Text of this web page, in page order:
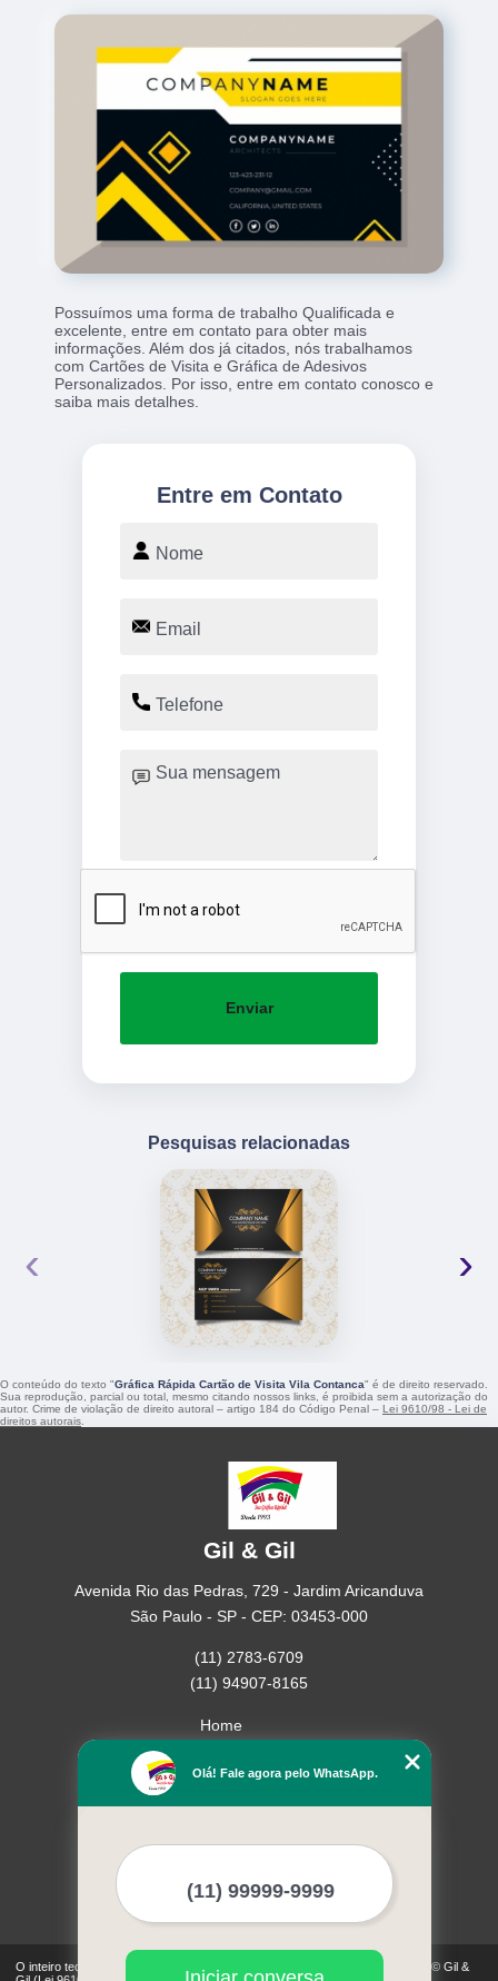
Possuímos uma forma de trabalho Qualificada e
excelente, entre em contato para obter mais
informações. Além dos já citados, nós trabalhamos
com Cartões de Visita e Gráfica de Adesivos
Personalizados. Por isso, entre em contato conosco e
saiba mais detalhes.
Entre em Contato
Enviar
Pesquisas relacionadas
‹ ›
O conteúdo do texto "Gráfica Rápida Cartão de Visita Vila Contanca" é de direito reservado.
Sua reprodução, parcial ou total, mesmo citando nossos links, é proibida sem a autorização do
autor. Crime de violação de direito autoral – artigo 184 do Código Penal – Lei 9610/98 - Lei de
direitos autorais.
Gil & Gil
Avenida Rio das Pedras, 729 - Jardim Aricanduva
São Paulo - SP - CEP: 03453-000
(11) 2783-6709
(11) 94907-8165
Home
Missão
O inteiro teor deste site está sujeito à proteção de direitos autorais. Copyright© Gil &
Olá! Fale agora pelo WhatsApp.